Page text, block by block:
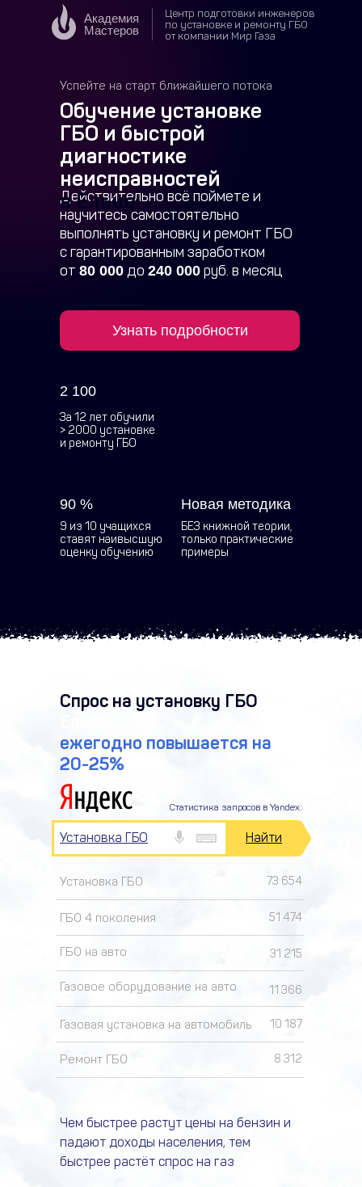
Действительно всё поймете и
научитесь самостоятельно
выполнять установку и ремонт ГБО
с гарантированным заработком
от 80 000 до 240 000 руб. в месяц
Узнать подробности
2 100
90 % Новая методика
За 12 лет обучили
> 2000 установке
и ремонту ГБО
9 из 10 учащихся
ставят наивысшую
оценку обучению
БЕЗ книжной теории,
только практические
примеры
Обучение установке
ГБО и быстрой
диагностике
неисправностей
в Ельце
Академия
Мастеров
Центр подготовки инженеров
по установке и ремонту ГБО
от компании Мир Газа
Успейте на старт ближайшего потока
Спрос на установку ГБО
ежегодно повышается на
20-25%
Чем быстрее растут цены на бензин и
падают доходы населения, тем
быстрее растёт спрос на газ
ГБО 4 поколения
Установка ГБО
Газовое оборудование на авто
ГБО на авто
Газовая установка на автомобиль
Ремонт ГБО
Установка ГБО Найти
Статистика запросов в Yandex:
73 654
51 474
31 215
11 366
10 187
8 312